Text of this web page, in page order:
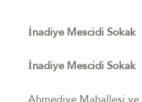
İnadiye Mescidi Sokak
İnadiye Mescidi Sokak